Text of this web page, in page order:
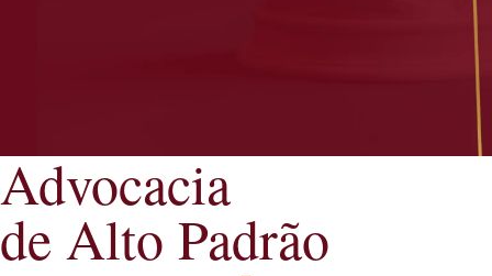
Advocacia
de Alto Padrão